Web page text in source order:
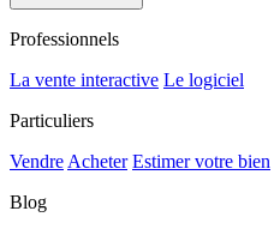
Professionnels
La vente interactive Le logiciel
Particuliers
Vendre Acheter Estimer votre bien
Blog